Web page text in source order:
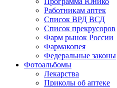
Работникам аптек
Список ВРД ВСД
Список прекрусоров
Фарм рынок России
Фармакопея
Федеральные законы
Фотоальбомы
Лекарства
Приколы об аптеке